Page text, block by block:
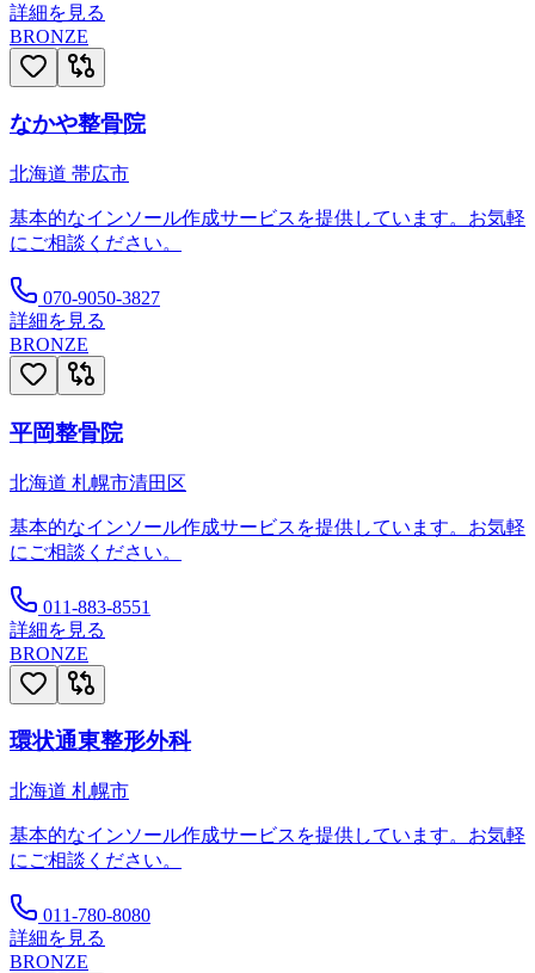
詳細を見る
BRONZE
なかや整骨院
北海道 帯広市
基本的なインソール作成サービスを提供しています。お気軽
にご相談ください。
070-9050-3827
詳細を見る
BRONZE
平岡整骨院
北海道 札幌市清田区
基本的なインソール作成サービスを提供しています。お気軽
にご相談ください。
011-883-8551
詳細を見る
BRONZE
環状通東整形外科
北海道 札幌市
基本的なインソール作成サービスを提供しています。お気軽
にご相談ください。
011-780-8080
詳細を見る
BRONZE